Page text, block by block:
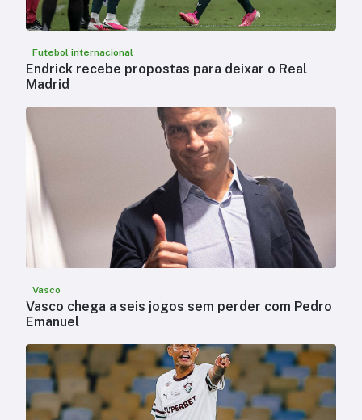
Futebol internacional
Endrick recebe propostas para deixar o Real
Madrid
Vasco
Vasco chega a seis jogos sem perder com Pedro
Emanuel